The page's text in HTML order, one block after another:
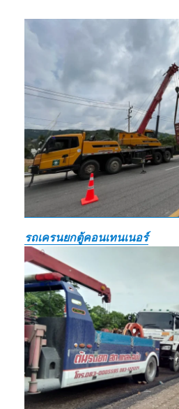
รถเครนยกตู้คอนเทนเนอร์